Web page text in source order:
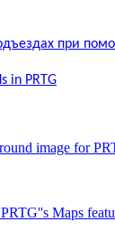
при
in PRTG
image for
Maps